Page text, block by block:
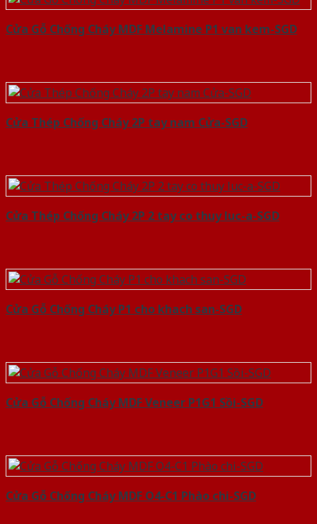
Cửa Gỗ Chống Cháy MDF Melamine P1 van kem-SGD
Cửa Thép Chống Cháy 2P tay nam Cửa-SGD
Cửa Thép Chống Cháy 2P 2 tay co thuy luc-a-SGD
Cửa Gỗ Chống Cháy P1 cho khach san-SGD
Cửa Gỗ Chống Cháy MDF Veneer P1G1 Sồi-SGD
Cửa Gỗ Chống Cháy MDF O4-C1 Phào chi-SGD